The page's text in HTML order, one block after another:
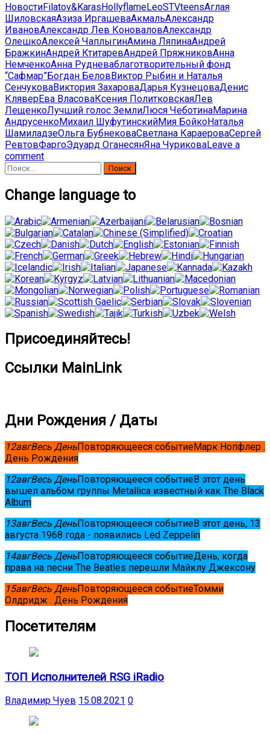
НовостиFilatov&KarasHollyflameLeoSTVteensАглая
ШиловскаяАзиза ИргашеваАкмальАлександр
ИвановАлександр Лев КоноваловАлександр
ОлешкоАлексей ЧаплыгинАмина ЛяпинаАндрей
БражкинАндрей КтитаревАндрей ПряжниковАнна
НемченкоАнна Рудневаблаготворительный фонд
“Сафмар”Богдан БеловВиктор Рыбин и Наталья
СенчуковаВиктория ЗахароваДарья КузнецоваДенис
КляверЕва ВласоваКсения ПолитковскаяЛев
ЛещенкоЛучший голос ЗемлиЛюся ЧеботинаМарина
АндрусенкоМихаил ШуфутинскийМия БойкоНаталья
ШамиладзеОльга БубнековаСветлана КараероваСергей
РевтовФаргоЭдуард ОганесянЯна ЧуриковаLeave a
comment
Найти:
Change language to
Присоединяйтесь!
Ссылки MainLink
Дни Рождения / Даты
12авгВесь ДеньПовторяющееся событиеМарк Нопфлер .
День Рождения
12авгВесь ДеньПовторяющееся событиеВ этот день
вышел альбом группы Metallica известный как The Black
Album
13авгВесь ДеньПовторяющееся событиеВ этот день, 13
августа 1968 года - появились Led Zeppelin
14авгВесь ДеньПовторяющееся событиеДень, когда
права на песни The Beatles перешли Майклу Джексону
15авгВесь ДеньПовторяющееся событиеТомми
Олдридж . День Рождения
Посетителям
ТОП Исполнителей RSG iRadio
Владимир Чуев 15.08.2021 0